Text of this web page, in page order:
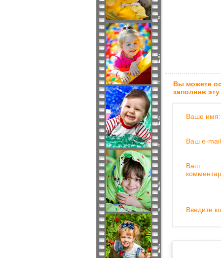
Вы можете
заполнив
Ваше имя:
Ваш e-
Ваш
Введите